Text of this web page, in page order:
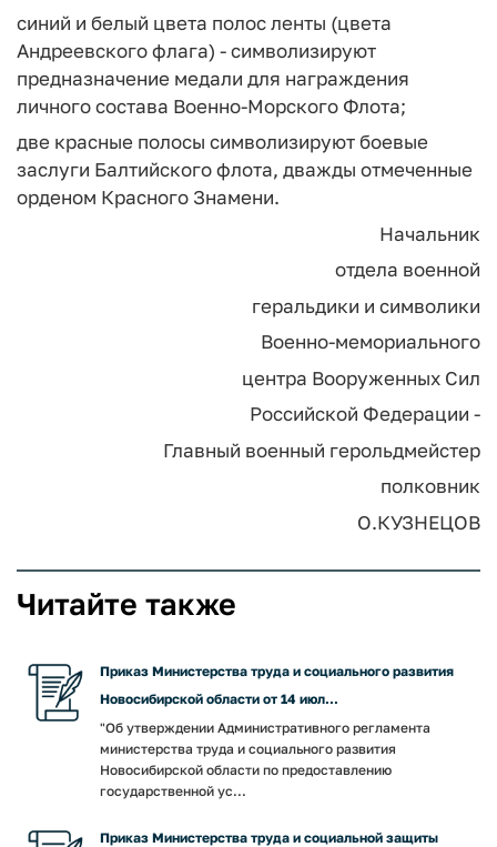
синий и белый цвета полос ленты (цвета
Андреевского флага) - символизируют
предназначение медали для награждения
личного состава Военно-Морского Флота;
две красные полосы символизируют боевые
заслуги Балтийского флота, дважды отмеченные
орденом Красного Знамени.
Начальник
отдела военной
геральдики и символики
Военно-мемориального
центра Вооруженных Сил
Российской Федерации -
Главный военный герольдмейстер
полковник
О.КУЗНЕЦОВ
Читайте также
Приказ Министерства труда и социального развития
Новосибирской области от 14 июл...
"Об утверждении Административного регламента
министерства труда и социального развития
Новосибирской области по предоставлению
государственной ус...
Приказ Министерства труда и социальной защиты